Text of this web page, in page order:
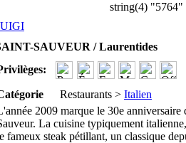
string(4) "5764"
SAUVEUR / Laurentides
Restaurants > Italien
2009 marque le 30e
La cuisine typiquement
fameux steak pétillant, un classique